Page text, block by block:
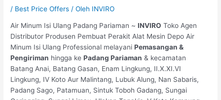
/ Best Price Offers / Oleh INVIRO
Air Minum Isi Ulang Padang Pariaman ~INVIRO Toko Agen
Distributor Produsen Pembuat Perakit Alat Mesin Depo Air
Minum Isi Ulang Professional melayaniPemasangan &
Pengiriman hingga kePadang Pariaman & kecamatan
Batang Anai, Batang Gasan, Enam Lingkung, II.X.XI.VI
Lingkung, IV Koto Aur Malintang, Lubuk Alung, Nan Sabaris,
Padang Sago, Patamuan, Sintuk Toboh Gadang, Sungai